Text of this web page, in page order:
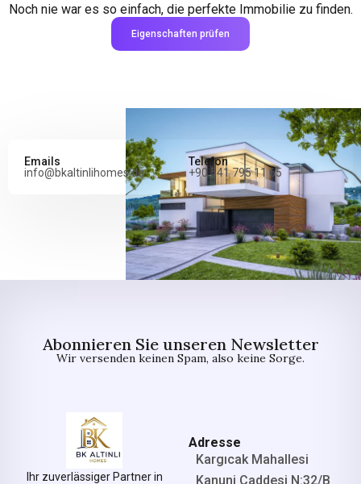
Noch nie war es so einfach, die perfekte Immobilie zu finden.
Eigenschaften prüfen
Emails
info@bkaltinlihomes.de
Telefon
+90 541 795 11 65
Abonnieren Sie unseren Newsletter
Wir versenden keinen Spam, also keine Sorge.
Ihr zuverlässiger Partner in
Adresse
Kargıcak Mahallesi
Kanuni Caddesi N:32/B